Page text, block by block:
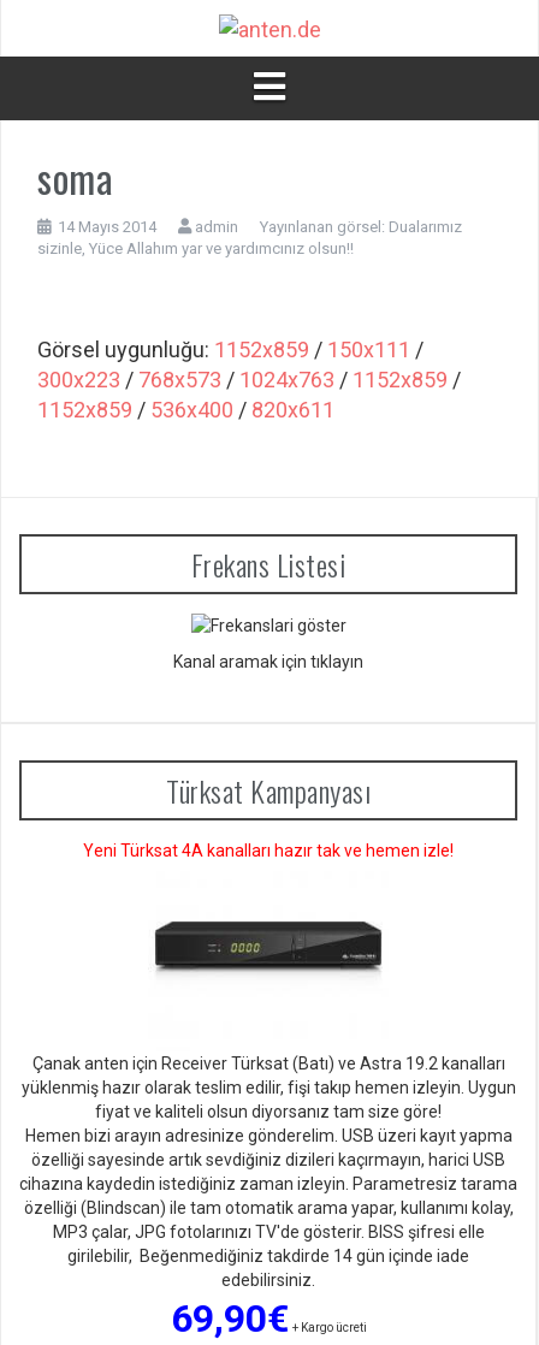
soma
14 Mayıs 2014 admin Yayınlanan görsel: Dualarımız
sizinle, Yüce Allahım yar ve yardımcınız olsun!!
Görsel uygunluğu: 1152x859 / 150x111 /
300x223 / 768x573 / 1024x763 / 1152x859 /
1152x859 / 536x400 / 820x611
Frekans Listesi
Kanal aramak için tıklayın
Türksat Kampanyası
Yeni Türksat 4A kanalları hazır tak ve hemen izle!
Çanak anten için Receiver Türksat (Batı) ve Astra 19.2 kanalları
yüklenmiş hazır olarak teslim edilir, fişi takıp hemen izleyin. Uygun
fiyat ve kaliteli olsun diyorsanız tam size göre!
Hemen bizi arayın adresinize gönderelim. USB üzeri kayıt yapma
özelliği sayesinde artık sevdiğiniz dizileri kaçırmayın, harici USB
cihazına kaydedin istediğiniz zaman izleyin. Parametresiz tarama
özelliği (Blindscan) ile tam otomatik arama yapar, kullanımı kolay,
MP3 çalar, JPG fotolarınızı TV'de gösterir. BISS şifresi elle
girilebilir, Beğenmediğiniz takdirde 14 gün içinde iade
edebilirsiniz.
69,90€ + Kargo ücreti